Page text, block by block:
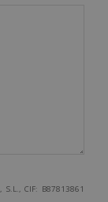
S.L., CIF: B87813861